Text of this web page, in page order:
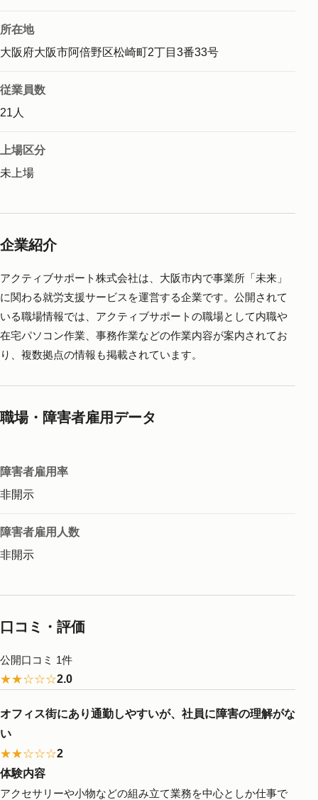
所在地
大阪府大阪市阿倍野区松崎町2丁目3番33号
従業員数
21人
上場区分
未上場
企業紹介
アクティブサポート株式会社は、大阪市内で事業所「未来」
に関わる就労支援サービスを運営する企業です。公開されて
いる職場情報では、アクティブサポートの職場として内職や
在宅パソコン作業、事務作業などの作業内容が案内されてお
り、複数拠点の情報も掲載されています。
職場・障害者雇用データ
障害者雇用率
非開示
障害者雇用人数
非開示
口コミ・評価
公開口コミ 1件
★★☆☆☆2.0
オフィス街にあり通勤しやすいが、社員に障害の理解がな
い
★★☆☆☆2
体験内容
アクセサリーや小物などの組み立て業務を中心としか仕事で